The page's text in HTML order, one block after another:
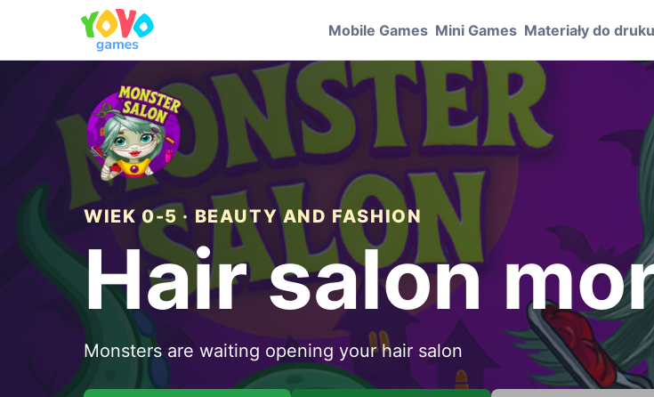
Mobile Games Mini Games Materiały do druku
WIEK 0-5 · BEAUTY AND FASHION
Hair salon
Monsters are waiting opening your hair salon